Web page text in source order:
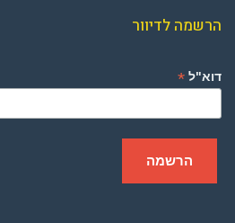
הרשמה לדיוור
דוא"ל *